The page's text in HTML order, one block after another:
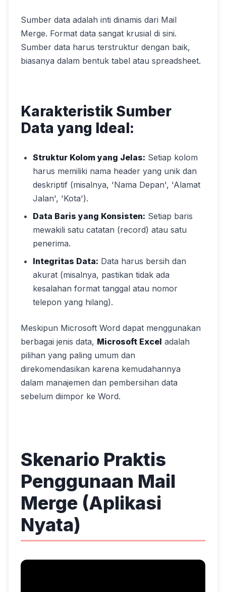
Sumber data adalah inti dinamis dari Mail
Merge. Format data sangat krusial di sini.
Sumber data harus terstruktur dengan baik,
biasanya dalam bentuk tabel atau spreadsheet.
Karakteristik Sumber
Data yang Ideal:
Struktur Kolom yang Jelas: Setiap kolom
harus memiliki nama header yang unik dan
deskriptif (misalnya, 'Nama Depan', 'Alamat
Jalan', 'Kota').
Data Baris yang Konsisten: Setiap baris
mewakili satu catatan (record) atau satu
penerima.
Integritas Data: Data harus bersih dan
akurat (misalnya, pastikan tidak ada
kesalahan format tanggal atau nomor
telepon yang hilang).
Meskipun Microsoft Word dapat menggunakan
berbagai jenis data, Microsoft Excel adalah
pilihan yang paling umum dan
direkomendasikan karena kemudahannya
dalam manajemen dan pembersihan data
sebelum diimpor ke Word.
Skenario Praktis
Penggunaan Mail
Merge (Aplikasi
Nyata)